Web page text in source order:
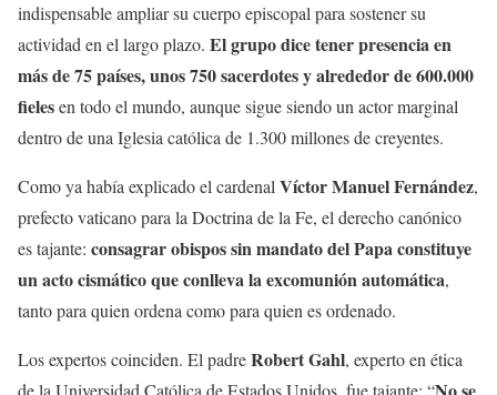
indispensable ampliar su cuerpo episcopal para sostener su
actividad en el largo plazo. El grupo dice tener presencia en
más de 75 países, unos 750 sacerdotes y alrededor de 600.000
fielesen todo el mundo, aunque sigue siendo un actor marginal
dentro de una Iglesia católica de 1.300 millones de creyentes.
Como ya había explicado el cardenal Víctor Manuel Fernández,
prefecto vaticano para la Doctrina de la Fe, el derecho canónico
es tajante: consagrar obispos sin mandato del Papa constituye
un acto cismático que conlleva la excomunión automática,
tanto para quien ordena como para quien es ordenado.
Los expertos coinciden. El padreRobert Gahl, experto en ética
de la Universidad Católica de Estados Unidos, fue tajante: “